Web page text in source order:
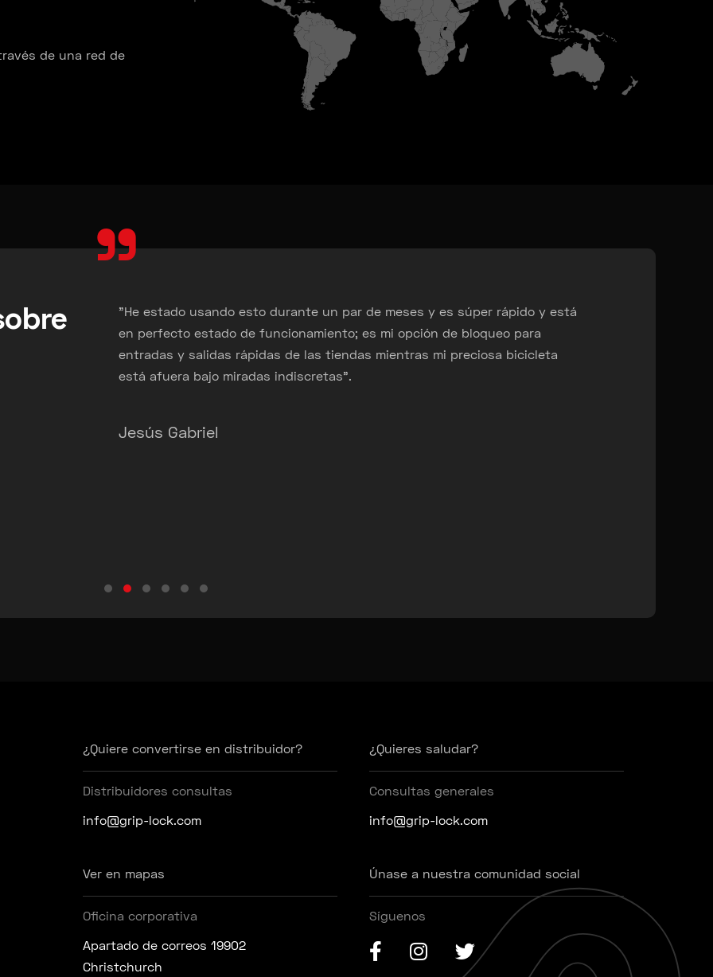
de una red de
""He estado usando esto durante un par de meses y es súper rápido y está
en perfecto estado de funcionamiento; es mi opción de bloqueo para
entradas y salidas rápidas de las tiendas mientras mi preciosa bicicleta
está afuera bajo miradas indiscretas".
Jesús Gabriel
¿Quiere convertirse en distribuidor?
Distribuidores consultas
info@grip-lock.com
¿Quieres saludar?
Consultas generales
info@grip-lock.com
Ver en mapas
Oficina corporativa
Apartado de correos 19902
Christchurch
Únase a nuestra comunidad social
Síguenos
FacebookInstagramGorjeo